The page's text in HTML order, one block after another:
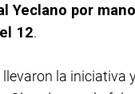
Yeclano por
12.
la